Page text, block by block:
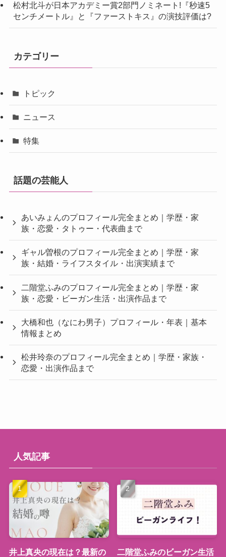
松村北斗が日本アカデミー賞2部門ノミネート!『秒速5
センチメートル』と『ファーストキス』の演技評価は?
カテゴリー
トピック
ニュース
特集
話題の芸能人
あいみょんのプロフィール完全まとめ｜学歴・家
族・恋愛・タトゥー・代表曲まで
ギャル曽根のプロフィール完全まとめ｜学歴・家
族・結婚・ライフスタイル・出演実績まで
二階堂ふみのプロフィール完全まとめ｜学歴・家
族・恋愛・ビーガン生活・出演作品まで
大橋和也（なにわ男子）プロフィール・年表｜基本
情報まとめ
松井玲奈のプロフィール完全まとめ｜学歴・家族・
恋愛・出演作品まで
人気記事
井上真央の現在は？最新の 二階堂ふみのビーガン生活